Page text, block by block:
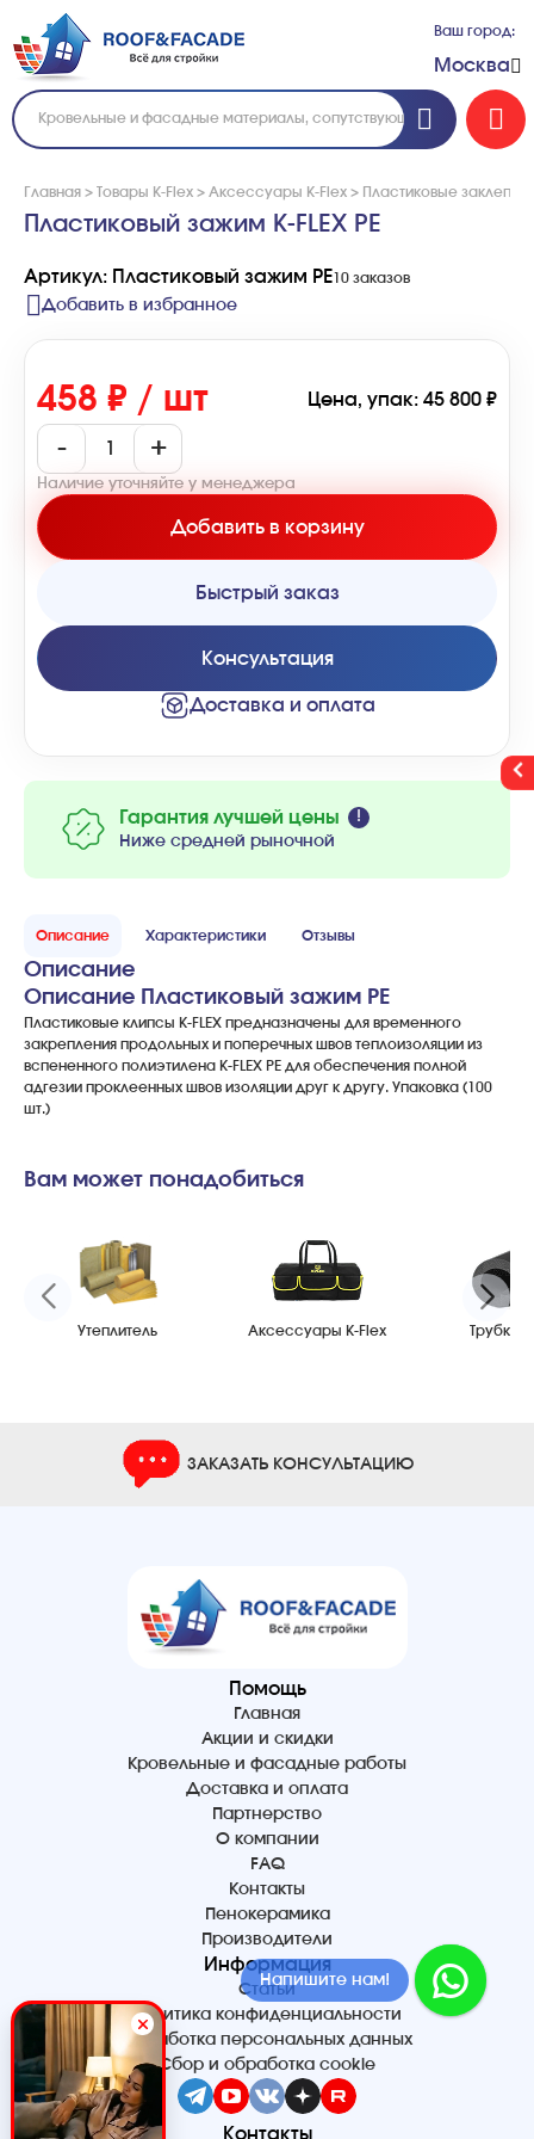
Ваш город:
Москва
Главная > Товары K-Flex > Аксессуары K-Flex > Пластиковые заклепки
Пластиковый зажим K-FLEX PE
Артикул: Пластиковый зажим PE10 заказов
Добавить в избранное
Гарантия лучшей цены
Ниже средней рыночной
458 ₽ / шт Цена, упак: 45 800 ₽
- +
Наличие уточняйте у менеджера
Добавить в корзину
Быстрый заказ
Консультация
Доставка и оплата
Описание Характеристики Отзывы
Описание
Описание Пластиковый зажим PE
Пластиковые клипсы K-FLEX предназначены для временного
закрепления продольных и поперечных швов теплоизоляции из
вспененного полиэтилена K-FLEX PE для обеспечения полной
адгезии проклеенных швов изоляции друг к другу. Упаковка (100
шт.)
Вам может понадобиться
Утеплитель Аксессуары K-Flex Трубки
ЗАКАЗАТЬ КОНСУЛЬТАЦИЮ
Помощь
Главная
Акции и скидки
Кровельные и фасадные работы
Доставка и оплата
Партнерство
О компании
FAQ
Контакты
Пенокерамика
Производители
Информация
Статьи
Политика конфиденциальности
Обработка персональных данных
Сбор и обработка cookie
Контакты
Напишите нам!